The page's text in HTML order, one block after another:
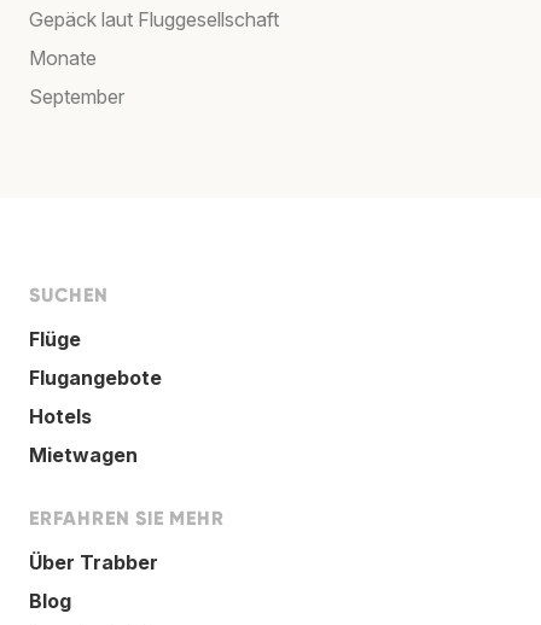
Gepäck laut Fluggesellschaft
Monate
September
SUCHEN
Flüge
Flugangebote
Hotels
Mietwagen
ERFAHREN SIE MEHR
Über Trabber
Blog